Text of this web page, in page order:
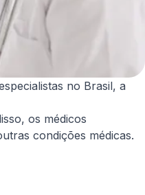
no Brasil, a
os médicos
condições médicas.